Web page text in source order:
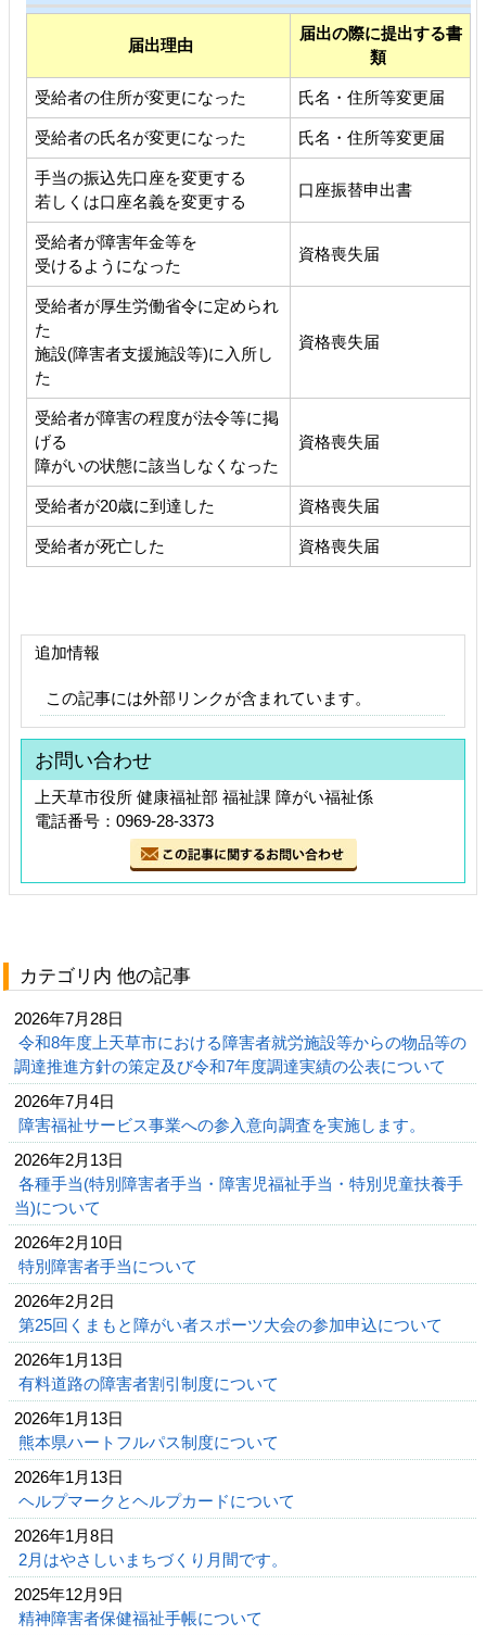
届出理由
届出の際に提出する書
類
受給者の住所が変更になった 氏名・住所等変更届
受給者の氏名が変更になった 氏名・住所等変更届
手当の振込先口座を変更する
若しくは口座名義を変更する
口座振替申出書
受給者が障害年金等を
受けるようになった
資格喪失届
受給者が厚生労働省令に定められ
た
施設(障害者支援施設等)に入所し
た
資格喪失届
受給者が障害の程度が法令等に掲
げる
障がいの状態に該当しなくなった
資格喪失届
受給者が20歳に到達した 資格喪失届
受給者が死亡した 資格喪失届
追加情報
この記事には外部リンクが含まれています。
お問い合わせ
上天草市役所 健康福祉部 福祉課 障がい福祉係
電話番号：0969-28-3373
カテゴリ内 他の記事
2026年7月28日
令和8年度上天草市における障害者就労施設等からの物品等の
調達推進方針の策定及び令和7年度調達実績の公表について
2026年7月4日
障害福祉サービス事業への参入意向調査を実施します。
2026年2月13日
各種手当(特別障害者手当・障害児福祉手当・特別児童扶養手
当)について
2026年2月10日
特別障害者手当について
2026年2月2日
第25回くまもと障がい者スポーツ大会の参加申込について
2026年1月13日
有料道路の障害者割引制度について
2026年1月13日
熊本県ハートフルパス制度について
2026年1月13日
ヘルプマークとヘルプカードについて
2026年1月8日
2月はやさしいまちづくり月間です。
2025年12月9日
精神障害者保健福祉手帳について